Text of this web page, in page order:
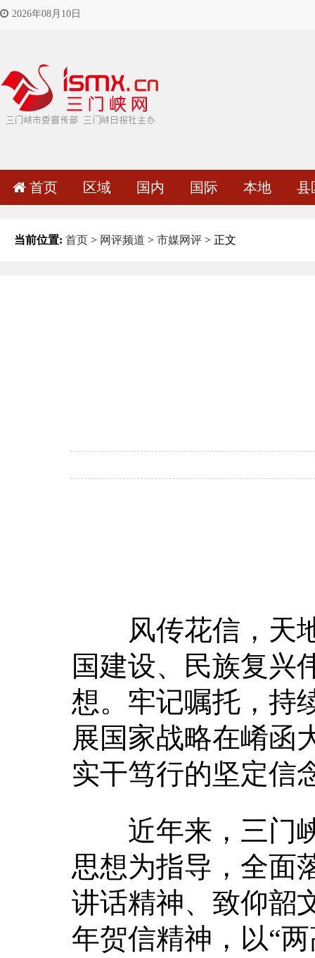
2026年08月10日
首页 区域 国内 国际 本地 县
当前位置: 首页 > 网评频道 > 市媒网评 > 正文
风传花信，天地
国建设、民族复兴
想。牢记嘱托，持
展国家战略在崤函
实干笃行的坚定信
近年来，三门峡
思想为指导，全面
讲话精神、致仰韶
年贺信精神，以“